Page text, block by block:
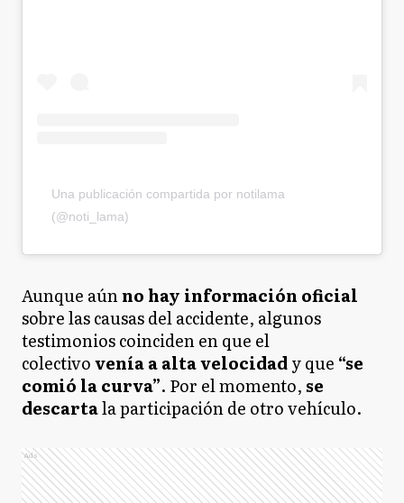
Una publicación compartida por notilama
(@noti_lama)
Aunque aúnno hay información oficial
sobre las causas del accidente, algunos
testimonios coinciden en que el
colectivovenía a alta velocidady que “se
comió la curva”. Por el momento, se
descartala participación de otro vehículo.
Ads